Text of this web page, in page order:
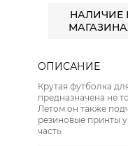
НАЛИЧИЕ
ОПИСАНИЕ
Крутая футболка
предназначена не
Летом он также
резиновые принты
часть.